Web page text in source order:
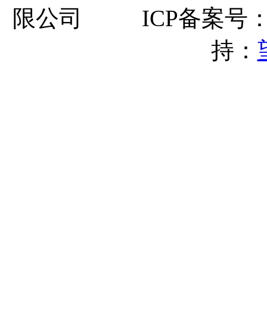
限公司 ICP备案号
持：